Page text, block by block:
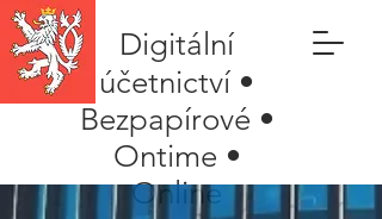
Digitální
účetnictví •
Bezpapírové •
Ontime •
Online